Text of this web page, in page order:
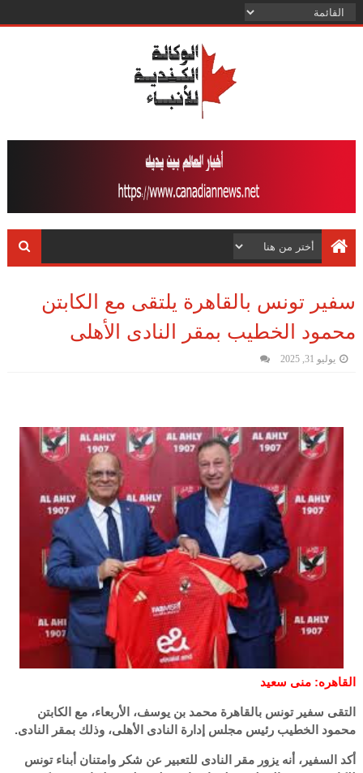
سفير تونس بالقاهرة يلتقى مع الكابتن
محمود الخطيب بمقر النادى الأهلى
يوليو 31, 2025
القاهره: منى سعيد
التقى سفير تونس بالقاهرة محمد بن يوسف، الأربعاء، مع الكابتن
محمود الخطيب رئيس مجلس إدارة النادى الأهلى، وذلك بمقر النادى.
أكد السفير، أنه يزور مقر النادى للتعبير عن شكر وامتنان أبناء تونس